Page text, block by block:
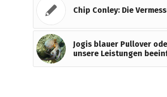
Chip Conley: Die
Jogis blauer Pullover
unsere Leistungen